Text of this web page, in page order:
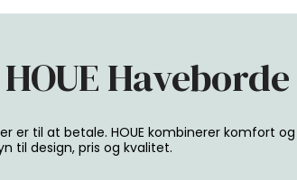
HOUE Haveborde
er til at betale. HOUE kombinerer
til design, pris og kvalitet.